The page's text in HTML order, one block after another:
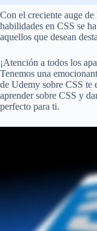
Con el creciente auge
habilidades en CSS se
aquellos que desean
¡Atención a todos los
Tenemos una
de Udemy sobre CSS te
aprender sobre CSS y
perfecto para ti.